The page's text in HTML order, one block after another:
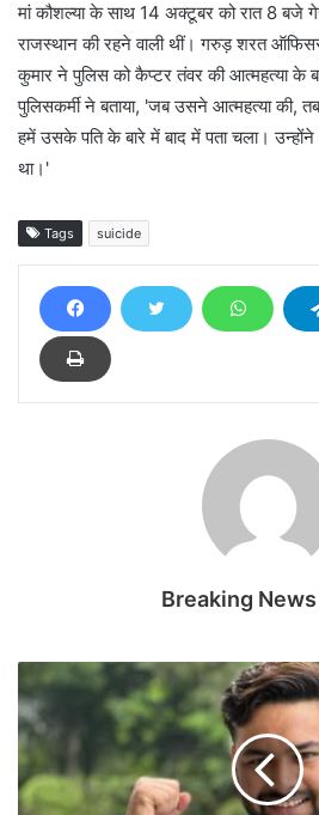
मां कौशल्या के साथ 14 अक्टूबर को रात 8 बजे
राजस्थान की रहने वाली थीं। गरुड़ शरत
कुमार ने पुलिस को कैप्टर तंवर की आत्महत्या के
पुलिसकर्मी ने बताया, 'जब उसने आत्महत्या की,
हमें उसके पति के बारे में बाद में पता चला। उन्होंने
था।'
Tags suicide
Breaking